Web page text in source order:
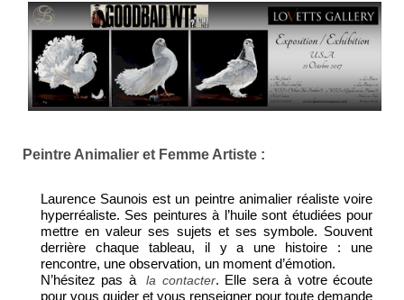
Peintre Animalier et Femme Artiste :
Laurence Saunois est un peintre animalier réaliste voire
hyperréaliste. Ses peintures à l’huile sont étudiées pour
mettre en valeur ses sujets et ses symbole. Souvent
derrière chaque tableau, il y a une histoire : une
rencontre, une observation, un moment d’émotion.
N’hésitez pas à
la contacter. Elle sera à votre écoute
pour vous guider et vous renseigner pour toute demande